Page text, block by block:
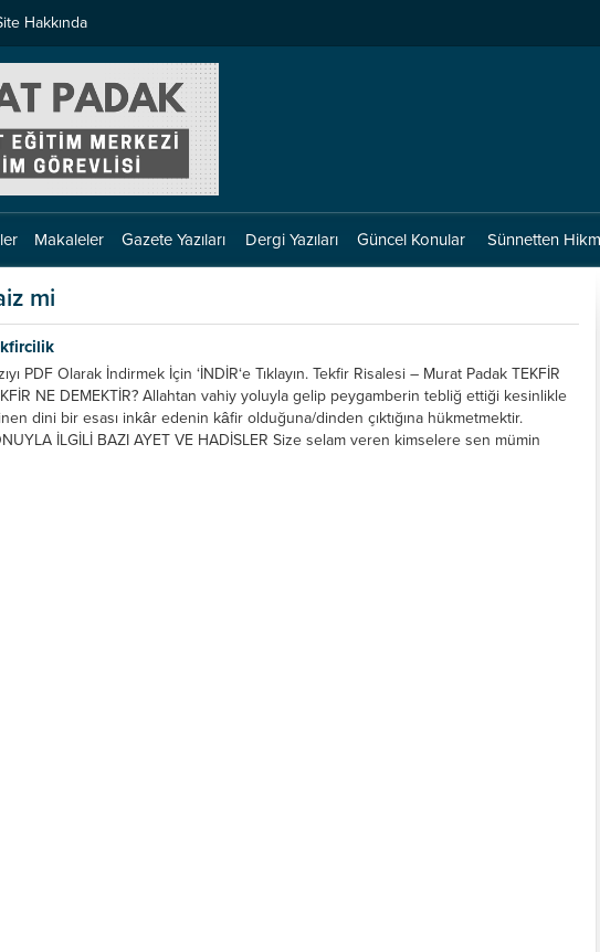
Hakkında
Makaleler Gazete Yazıları Dergi Yazıları Güncel Konular Sünnetten
mi
PDF Olarak İndirmek İçin ‘İNDİR‘e Tıklayın. Tekfir Risalesi – Murat Padak TEKFİR
NE DEMEKTİR? Allahtan vahiy yoluyla gelip peygamberin tebliğ ettiği kesinlikle
dini bir esası inkâr edenin kâfir olduğuna/dinden çıktığına hükmetmektir.
İLGİLİ BAZI AYET VE HADİSLER Size selam veren kimselere sen mümin